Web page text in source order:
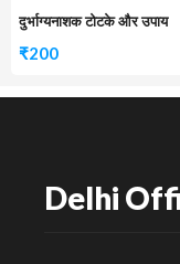
दुर्भाग्यनाशक टोटके और उपाय
₹200
Delhi